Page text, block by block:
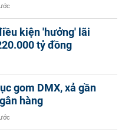
kiện 'hưởng' lãi
tỷ đồng
gom DMX, xả gần
hàng